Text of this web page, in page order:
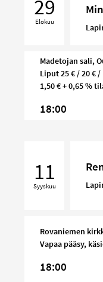
Minnen
29
Elokuu
Madetojan sali,
Liput 25 € / 20 €
1,50 € + 0,65 %
18:00
11
Syyskuu
Rovaniemen
Vapaa pääsy,
18:00